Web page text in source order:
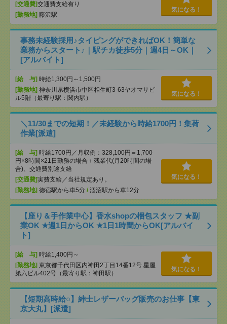
[交通費]交通費支給有り
[勤務地] 藤沢駅
気になる！
事務未経験採用♪タイピングができればOK！簡単な
業務からスタート♪｜駅チカ徒歩5分｜週4日～OK｜
[アルバイト]
[給 与] 時給1,300円～1,500円
[勤務地] 神奈川県横浜市中区相生町3-63ヤオマサビ
ル5階（最寄り駅：関内駅）
気になる！
＼11/30までの短期！／未経験から時給1700円！集荷
作業[派遣]
[給 与] 時給1700円／月収例：328,100円＝1,700
円×8時間×21日勤務の場合＋残業代(月20時間の場
合)、交通費別途支給
[交通費]実費支給／当社規定あり。
[勤務地] 徳宿駅から車5分 / 涸沼駅から車12分
気になる！
【座り＆手作業中心】香水shopの梱包スタッフ ★副
業OK ★週1日からOK ★1日1時間からOK[アルバイ
ト]
[給 与] 時給1,400円～
[勤務地] 東京都千代田区内神田2丁目14番12号 星屋
第六ビル402号（最寄り駅：神田駅）
気になる！
【短期高時給○】紳士レザーバッグ販売のお仕事【東
京大丸】[派遣]